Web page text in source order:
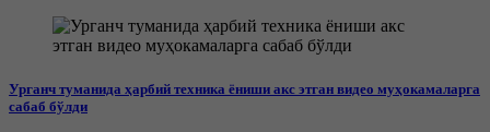
Урганч туманида ҳарбий техника ёниши акс этган видео муҳокамаларга
сабаб бўлди